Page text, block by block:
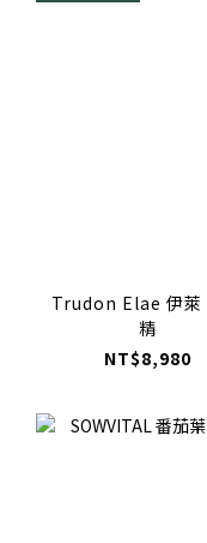
Trudon Elae 伊萊
精
NT$8,980